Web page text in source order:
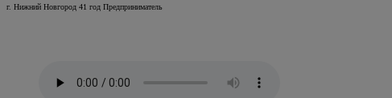
г. Нижний Новгород 41 год Предприниматель